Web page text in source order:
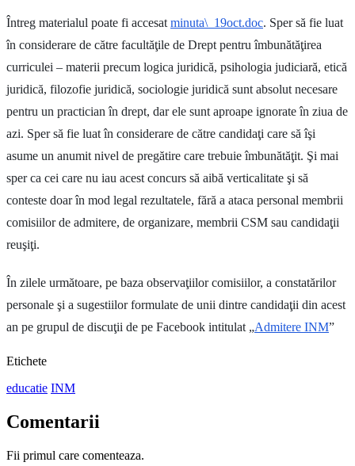
Întreg materialul poate fi accesat minuta\_19oct.doc. Sper să fie luat
în considerare de către facultăţile de Drept pentru îmbunătăţirea
curriculei – materii precum logica juridică, psihologia judiciară, etică
juridică, filozofie juridică, sociologie juridică sunt absolut necesare
pentru un practician în drept, dar ele sunt aproape ignorate în ziua de
azi. Sper să fie luat în considerare de către candidaţi care să îşi
asume un anumit nivel de pregătire care trebuie îmbunătăţit. Şi mai
sper ca cei care nu iau acest concurs să aibă verticalitate şi să
conteste doar în mod legal rezultatele, fără a ataca personal membrii
comisiilor de admitere, de organizare, membrii CSM sau candidaţii
reuşiţi.
În zilele următoare, pe baza observaţiilor comisiilor, a constatărilor
personale şi a sugestiilor formulate de unii dintre candidaţii din acest
an pe grupul de discuţii de pe Facebook intitulat „Admitere INM”
Etichete
educatie INM
Comentarii
Fii primul care comenteaza.